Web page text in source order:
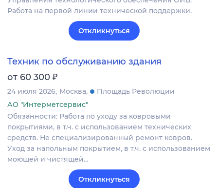
Работа на первой линии технической поддержки.
Откликнуться
Техник по обслуживанию здания
от 60 300 ₽
24 июля 2026 Москва
Площадь Революции
АО "Интерметсервис"
Обязанности: Работа по уходу за ковровыми
покрытиями, в т.ч. с использованием технических
средств. Не специализированный ремонт ковров.
Уход за напольным покрытием, в т.ч. с использованием
моющей и чистящей…
Откликнуться